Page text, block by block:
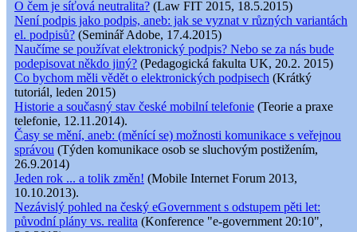
O čem je síťová neutralita? (Law FIT 2015, 18.5.2015)
Není podpis jako podpis, aneb: jak se vyznat v různých variantách
el. podpisů? (Seminář Adobe, 17.4.2015)
Naučíme se používat elektronický podpis? Nebo se za nás bude
podepisovat někdo jiný? (Pedagogická fakulta UK, 20.2. 2015)
Co bychom měli vědět o elektronických podpisech (Krátký
tutoriál, leden 2015)
Historie a současný stav české mobilní telefonie (Teorie a praxe
telefonie, 12.11.2014).
Časy se mění, aneb: (měnící se) možnosti komunikace s veřejnou
správou (Týden komunikace osob se sluchovým postižením,
26.9.2014)
Jeden rok ... a tolik změn! (Mobile Internet Forum 2013,
10.10.2013).
Nezávislý pohled na český eGovernment s odstupem pěti let:
původní plány vs. realita (Konference "e-government 20:10",